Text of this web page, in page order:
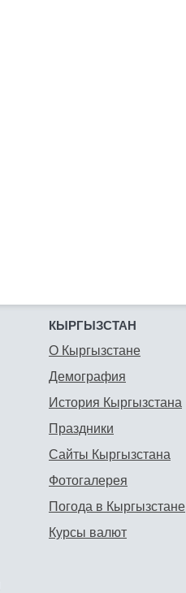
КЫРГЫЗСТАН
О Кыргызстане
Демография
История Кыргызстана
Праздники
Сайты Кыргызстана
Фотогалерея
Погода в Кыргызстане
Курсы валют